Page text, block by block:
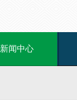
新闻中心